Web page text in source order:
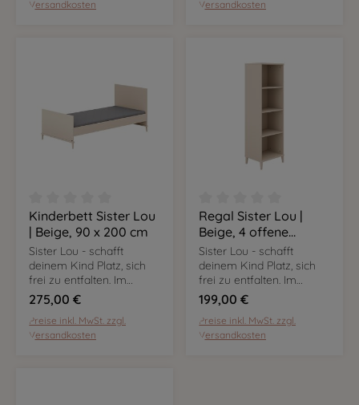
passen sich euren
Versandkosten
passen sich euren
Versandkosten
Durchschnittliche Bewertung von 0 von 5 Sternen
Kinderbett Sister Lou
| Beige, 90 x 200 cm
Sister Lou - schafft
deinem Kind Platz, sich
frei zu entfalten. Im
angesagten Cashmere-
Beige sind die Möbel
flexibel nutzbar und
passen sich euren
275,00 €
Preise inkl. MwSt. zzgl.
Versandkosten
Durchschnittliche
Regal Sister Lou |
Beige, 4 offene
Fächer
Sister Lou - schafft
deinem Kind Platz, sich
frei zu entfalten. Im
angesagten Cashmere-
Beige sind die Möbel
flexibel nutzbar und
passen sich euren
199,00 €
Preise inkl. MwSt. zzgl.
Versandkosten